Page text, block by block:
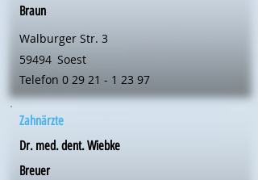
Braun
Walburger Str. 3
59494 Soest
Telefon 0 29 21 - 1 23 97
Zahnärzte
Dr. med. dent. Wiebke
Breuer